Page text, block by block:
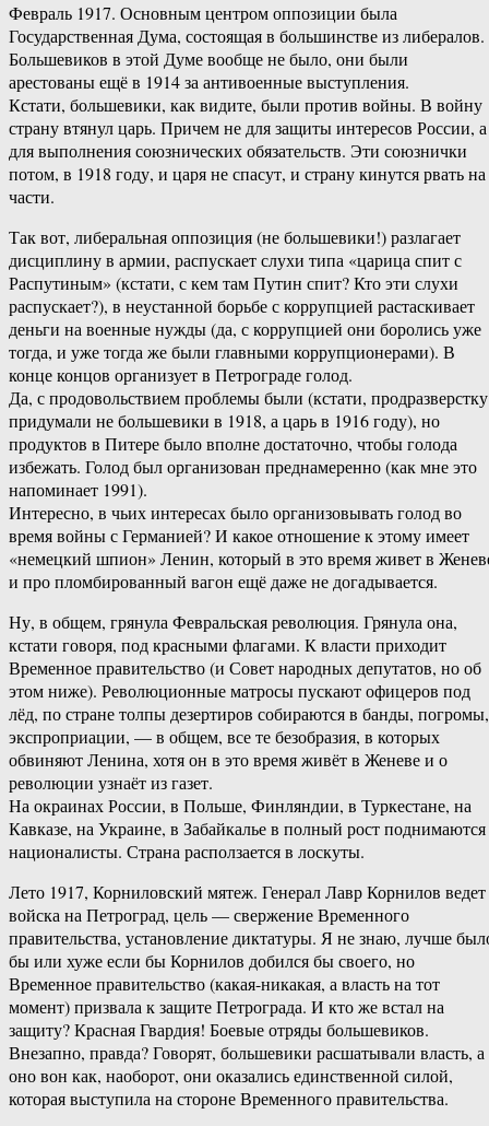
Февраль 1917. Основным центром оппозиции была
Государственная Дума, состоящая в большинстве из либералов.
Большевиков в этой Думе вообще не было, они были
арестованы ещё в 1914 за антивоенные выступления.
Кстати, большевики, как видите, были против войны. В войну
страну втянул царь. Причем не для защиты интересов России, а
для выполнения союзнических обязательств. Эти союзнички
потом, в 1918 году, и царя не спасут, и страну кинутся рвать на
части.
Так вот, либеральная оппозиция (не большевики!) разлагает
дисциплину в армии, распускает слухи типа «царица спит с
Распутиным» (кстати, с кем там Путин спит? Кто эти слухи
распускает?), в неустанной борьбе с коррупцией растаскивает
деньги на военные нужды (да, с коррупцией они боролись уже
тогда, и уже тогда же были главными коррупционерами). В
конце концов организует в Петрограде голод.
Да, с продовольствием проблемы были (кстати, продразверстку
придумали не большевики в 1918, а царь в 1916 году), но
продуктов в Питере было вполне достаточно, чтобы голода
избежать. Голод был организован преднамеренно (как мне это
напоминает 1991).
Интересно, в чьих интересах было организовывать голод во
время войны с Германией? И какое отношение к этому имеет
«немецкий шпион» Ленин, который в это время живет в
и про пломбированный вагон ещё даже не догадывается.
Ну, в общем, грянула Февральская революция. Грянула она,
кстати говоря, под красными флагами. К власти приходит
Временное правительство (и Совет народных депутатов, но об
этом ниже). Революционные матросы пускают офицеров под
лёд, по стране толпы дезертиров собираются в банды, погромы,
экспроприации, — в общем, все те безобразия, в которых
обвиняют Ленина, хотя он в это время живёт в Женеве и о
революции узнаёт из газет.
На окраинах России, в Польше, Финляндии, в Туркестане, на
Кавказе, на Украине, в Забайкалье в полный рост поднимаются
националисты. Страна расползается в лоскуты.
Лето 1917, Корниловский мятеж. Генерал Лавр Корнилов ведет
войска на Петроград, цель — свержение Временного
правительства, установление диктатуры. Я не знаю, лучше
бы или хуже если бы Корнилов добился бы своего, но
Временное правительство (какая-никакая, а власть на тот
момент) призвала к защите Петрограда. И кто же встал на
защиту? Красная Гвардия! Боевые отряды большевиков.
Внезапно, правда? Говорят, большевики расшатывали власть, а
оно вон как, наоборот, они оказались единственной силой,
которая выступила на стороне Временного правительства.